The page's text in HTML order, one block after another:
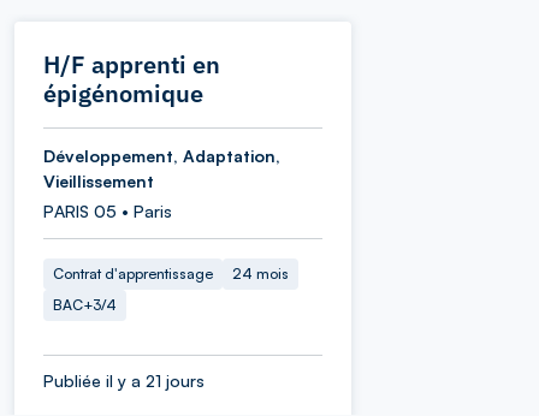
H/F apprenti en
épigénomique
Développement, Adaptation,
Vieillissement
PARIS 05 • Paris
Contrat d'apprentissage
24 mois
BAC+3/4
Publiée il y a 21 jours